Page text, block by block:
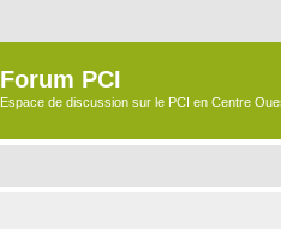
Forum PCI
Espace de discussion sur le PCI en Centre